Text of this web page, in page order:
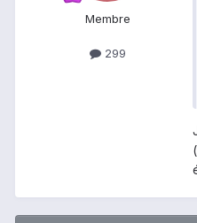
Membre
299